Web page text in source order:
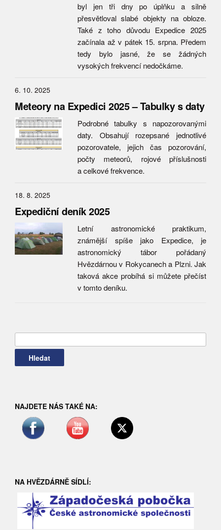
byl jen tři dny po úplňku a silně
přesvětloval slabé objekty na obloze.
Také z toho důvodu Expedice 2025
začínala až v pátek 15. srpna. Předem
tedy bylo jasné, že se žádných
vysokých frekvencí nedočkáme.
6. 10. 2025
Meteory na Expedici 2025 – Tabulky s daty
Podrobné tabulky s napozorovanými
daty. Obsahují rozepsané jednotlivé
pozorovatele, jejich čas pozorování,
počty meteorů, rojové příslušnosti
a celkové frekvence.
18. 8. 2025
Expediční deník 2025
Letní astronomické praktikum,
známější spíše jako Expedice, je
astronomický tábor pořádaný
Hvězdárnou v Rokycanech a Plzni. Jak
taková akce probíhá si můžete přečíst
v tomto deníku.
NAJDETE NÁS TAKÉ NA:
NA HVĚZDÁRNĚ SÍDLÍ: